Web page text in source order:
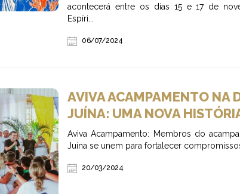
acontecerá entre os dias 15 e 17 de
Espíri...
06/07/2024
AVIVA ACAMPAMENTO NA
JUÍNA: UMA NOVA
Aviva Acampamento: Membros do
Juína se unem para fortalecer
20/03/2024